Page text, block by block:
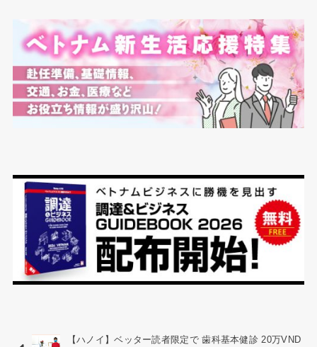
【ハノイ】ベッター読者限定で 歯科基本健診 20万VND